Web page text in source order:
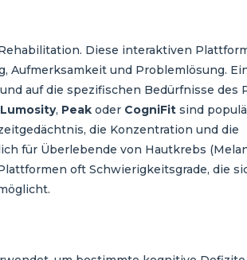
Diese interaktiven
Aufmerksamkeit und Problemlösung.
auf die spezifischen Bedürfnisse des
Lumosity, Peak oder CogniFit sind
die Konzentration und die
für Überlebende von Hautkrebs
oft Schwierigkeitsgrade, die